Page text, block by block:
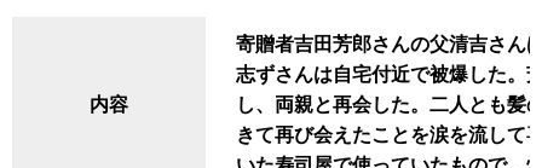
内容
寄贈者吉田芳郎さんの父清吉さん
志ずさんは自宅付近で被爆した
し、両親と再会した。二人とも髪
きて再び会えたことを涙を流して